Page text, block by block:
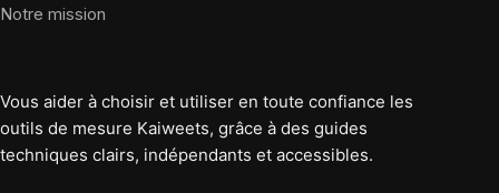
Notre mission
Vous aider à choisir et utiliser en toute confiance les
outils de mesure Kaiweets, grâce à des guides
techniques clairs, indépendants et accessibles.